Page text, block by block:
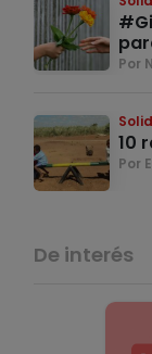
Por
10
Por
De interés